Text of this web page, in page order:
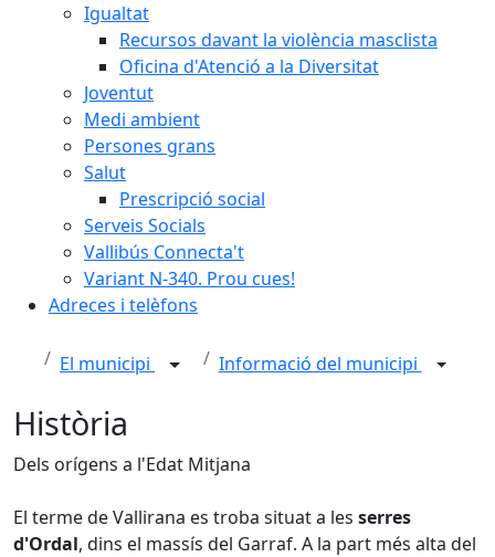
Igualtat
Recursos davant la violència masclista
Oficina d'Atenció a la Diversitat
Joventut
Medi ambient
Persones grans
Salut
Prescripció social
Serveis Socials
Vallibús Connecta't
Variant N-340. Prou cues!
Adreces i telèfons
El municipi Informació del municipi
Història
Dels orígens a l'Edat Mitjana
El terme de Vallirana es troba situat a les serres
d'Ordal, dins el massís del Garraf. A la part més alta del